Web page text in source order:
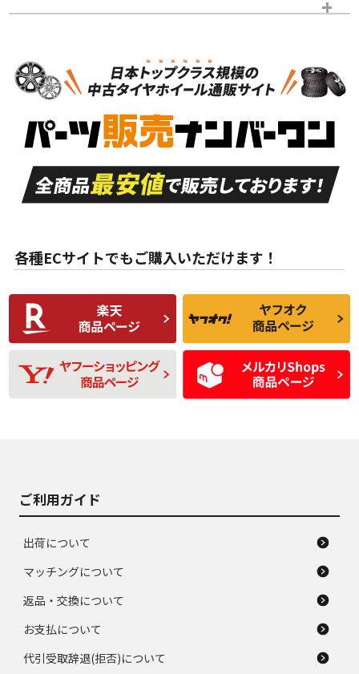
S
品）
S
新車外し品（新古
付き
A
走行距離も少なく、
目立つ傷もほとんど
ない中古品
A
走行距離も少なく、
非常に状態の良い中
古品
な中古品
んどない中古品
C
比較的きれいな中古
品
C
られるが、使用に問
題のない中古品
D
使用感や目立つ傷が
あり、一般的な中古
品
D
残り溝も少なく、偏
磨耗がみられ、短期
間使用できるくらい
の中古品
タイヤホイールセット
各種ECサイトでもご購入いただけます！
ご利用ガイド
出荷について
マッチングについて
返品・交換について
お支払について
代引受取辞退(拒否)について